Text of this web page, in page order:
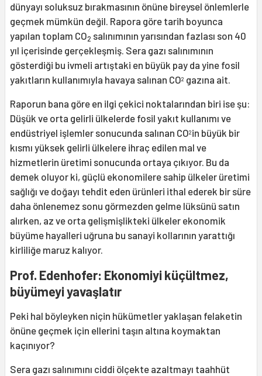
dünyayı soluksuz bırakmasının önüne bireysel önlemlerle
geçmek mümkün değil. Rapora göre tarih boyunca
yapılan toplam CO2 salınımının yarısından fazlası son 40
yıl içerisinde gerçekleşmiş. Sera gazı salınımının
gösterdiği bu ivmeli artıştaki en büyük pay da yine fosil
yakıtların kullanımıyla havaya salınan CO2 gazına ait.
Raporun bana göre en ilgi çekici noktalarından biri ise şu:
Düşük ve orta gelirli ülkelerde fosil yakıt kullanımı ve
endüstriyel işlemler sonucunda salınan CO2in büyük bir
kısmı yüksek gelirli ülkelere ihraç edilen mal ve
hizmetlerin üretimi sonucunda ortaya çıkıyor. Bu da
demek oluyor ki, güçlü ekonomilere sahip ülkeler üretimi
sağlığı ve doğayı tehdit eden ürünleri ithal ederek bir süre
daha önlenemez sonu görmezden gelme lüksünü satın
alırken, az ve orta gelişmişlikteki ülkeler ekonomik
büyüme hayalleri uğruna bu sanayi kollarının yarattığı
kirliliğe maruz kalıyor.
Prof. Edenhofer: Ekonomiyi küçültmez,
büyümeyi yavaşlatır
Peki hal böyleyken niçin hükümetler yaklaşan felaketin
önüne geçmek için ellerini taşın altına koymaktan
kaçınıyor?
Sera gazı salınımını ciddi ölçekte azaltmayı taahhüt